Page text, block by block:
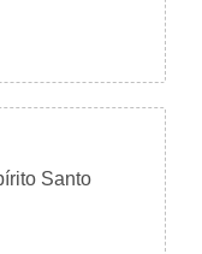
Santo